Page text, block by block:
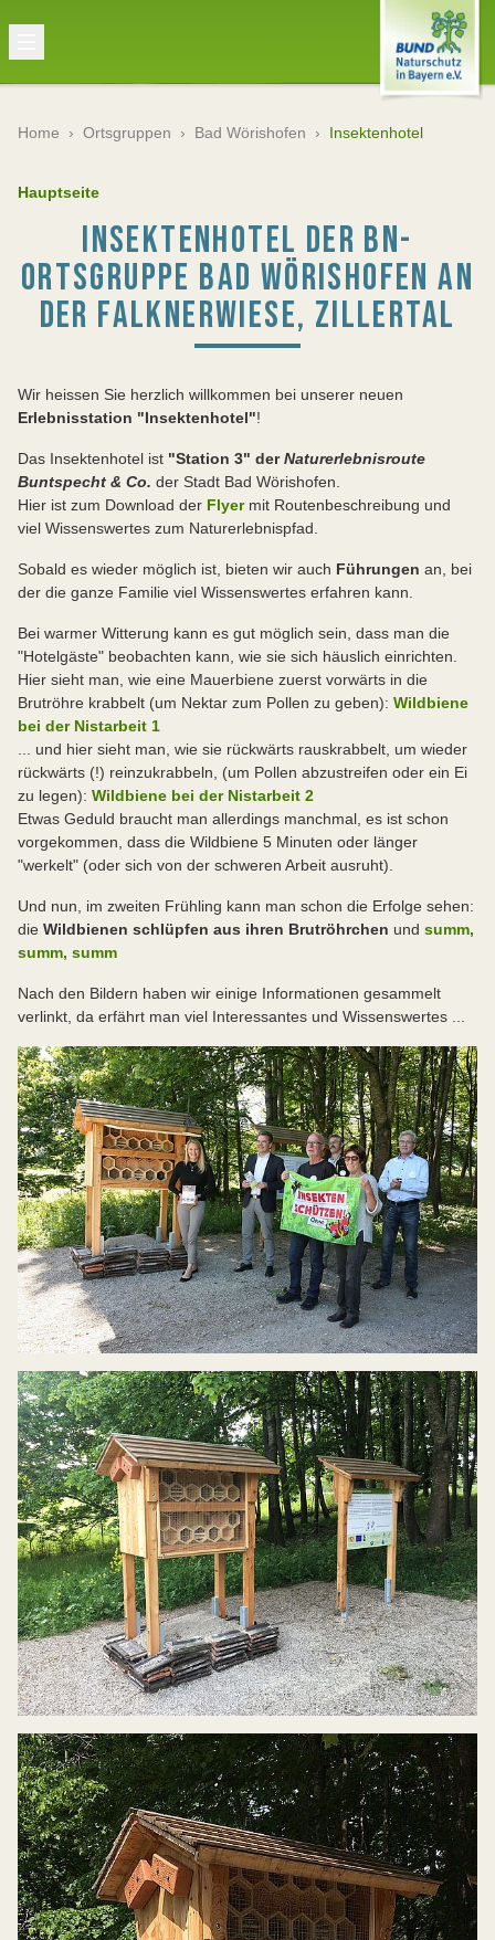
Home › Ortsgruppen › Bad Wörishofen › Insektenhotel
Hauptseite
INSEKTENHOTEL DER BN-
ORTSGRUPPE BAD WÖRISHOFEN AN
DER FALKNERWIESE, ZILLERTAL
Wir heissen Sie herzlich willkommen bei unserer neuen
Erlebnisstation "Insektenhotel"!
Das Insektenhotel ist "Station 3" derNaturerlebnisroute
Buntspecht & Co. der Stadt Bad Wörishofen.
Hier ist zum Download der Flyer mit Routenbeschreibung und
viel Wissenswertes zum Naturerlebnispfad.
Sobald es wieder möglich ist, bieten wir auch Führungen an, bei
der die ganze Familie viel Wissenswertes erfahren kann.
Bei warmer Witterung kann es gut möglich sein, dass man die
"Hotelgäste" beobachten kann, wie sie sich häuslich einrichten.
Hier sieht man, wie eine Mauerbiene zuerst vorwärts in die
Brutröhre krabbelt (um Nektar zum Pollen zu geben): Wildbiene
bei der Nistarbeit 1
... und hier sieht man, wie sie rückwärts rauskrabbelt, um wieder
rückwärts (!) reinzukrabbeln, (um Pollen abzustreifen oder ein Ei
zu legen): Wildbiene bei der Nistarbeit 2
Etwas Geduld braucht man allerdings manchmal, es ist schon
vorgekommen, dass die Wildbiene 5 Minuten oder länger
"werkelt" (oder sich von der schweren Arbeit ausruht).
Und nun, im zweiten Frühling kann man schon die Erfolge sehen:
die Wildbienen schlüpfen aus ihren Brutröhrchen und summ,
summ, summ
Nach den Bildern haben wir einige Informationen gesammelt
verlinkt, da erfährt man viel Interessantes und Wissenswertes ...